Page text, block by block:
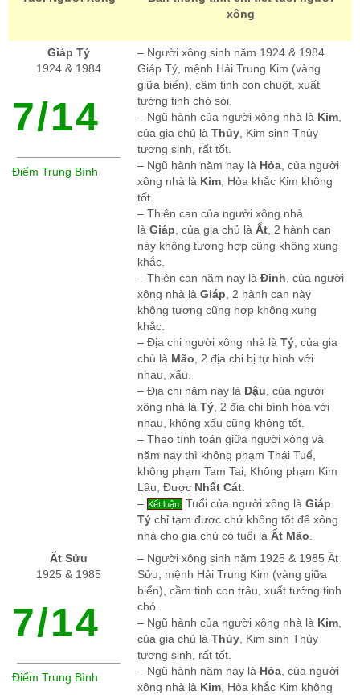
xông
Giáp Tý
1924 & 1984
7/14
Điểm Trung Bình
– Người xông sinh năm 1924 & 1984
Giáp Tý, mệnh Hải Trung Kim (vàng
giữa biển), cầm tinh con chuột, xuất
tướng tinh chó sói.
– Ngũ hành của người xông nhà là Kim
của gia chủ là Thủy , Kim sinh Thủy
tương sinh, rất tốt.
– Ngũ hành năm nay là Hỏa , của người
xông nhà là Kim , Hỏa khắc Kim không
tốt.
– Thiên can của người xông nhà
là Giáp , của gia chủ là Ất , 2 hành can
này không tương hợp cũng không xung
khắc.
– Thiên can năm nay là Đinh , của người
xông nhà là Giáp , 2 hành can này
không tương cũng hợp không xung
khắc.
– Địa chi người xông nhà là Tý , của gia
chủ là Mão , 2 địa chi bị tự hình với
nhau, xấu.
– Địa chi năm nay là Dậu , của người
xông nhà là Tý , 2 địa chi bình hòa với
nhau, không xấu cũng không tốt.
– Theo tính toán giữa người xông và
năm nay thì không phạm Thái Tuế,
không phạm Tam Tai, Không phạm Kim
Lâu, Được Nhất Cát
– Kết luận: Tuổi của người xông là Giáp
Tý chỉ tạm được chứ không tốt để xông
nhà cho gia chủ có tuổi là Ất Mão
Ất Sửu
1925 & 1985
7/14
Điểm Trung Bình
– Người xông sinh năm 1925 & 1985 Ất
Sửu, mệnh Hải Trung Kim (vàng giữa
biển), cầm tinh con trâu, xuất tướng tinh
chó.
– Ngũ hành của người xông nhà là Kim
của gia chủ là Thủy , Kim sinh Thủy
tương sinh, rất tốt.
– Ngũ hành năm nay là Hỏa , của người
xông nhà là Kim , Hỏa khắc Kim không